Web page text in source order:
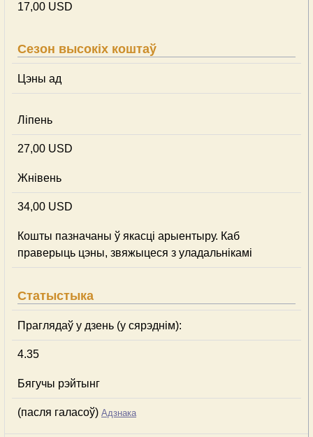
17,00 USD
Сезон высокіх коштаў
Цэны ад
Ліпень
27,00 USD
Жнівень
34,00 USD
Кошты пазначаны ў якасці арыентыру. Каб
праверыць цэны, звяжыцеся з уладальнікамі
Статыстыка
Праглядаў у дзень (у сярэднім):
4.35
Бягучы рэйтынг
(пасля галасоў) Адзнака